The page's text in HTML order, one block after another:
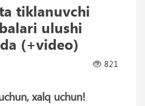
tiklanuvchi
ulushi
(+video)
821
xalq uchun!